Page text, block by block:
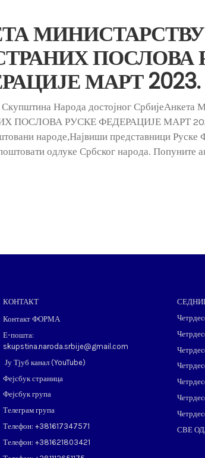
МИНИСТАРСТВУ
ПОСЛОВА
МАРТ 2023.
Народа достојног
ПОСЛОВА РУСКЕ ФЕДЕРАЦИЈЕ МАРТ
народе,Највиши представници Руске
одлуке Србског народа. Попуните
КОНТАКТ
Контакт ФОРМА
Е-пошта:
skupstina.naroda.srbije@gmail.com
Ју Тјуб канал (YouTube)
Фејсбук страница
Фејсбук група
Телеграм група
Телефон: ​+381617347571
Телефон: ​+381621803421
СВЕ